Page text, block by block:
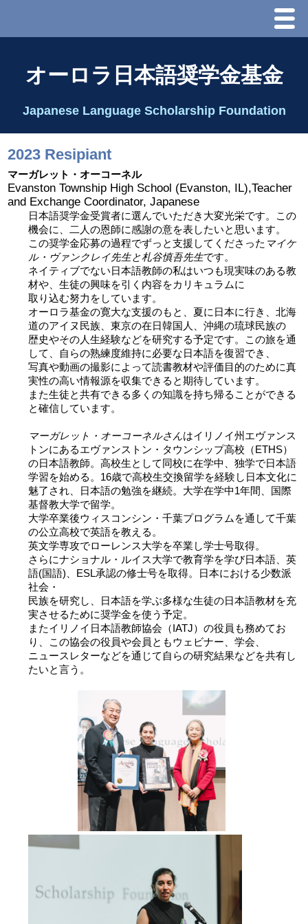
Menu
理事長代行あいさつ
2025 理事会
2026 Schedule & Programs
スピーチコンテスト
Speech Contest Information 2024
2026 出場高校生
2024 Results
2023 Results
2022 Results
2021 Results
2019 Winner
2019 Results
2018 Winners
2017 Winners
2016 Winners
2014 Winners
2014 Results
オーロラ日本語奨学金基金
Japanese Language Scholarship Foundation
2023 Resipiant
マーガレット・オーコーネル
Evanston Township High School (Evanston, IL),Teacher
and Exchange Coordinator, Japanese
日本語奨学金受賞者に選んでいただき大変光栄です。この
機会に、二人の恩師に感謝の意を表したいと思います。
この奨学金応募の過程でずっと支援してくださった マイケ
ル・ヴァンクレイ先生と札谷慎吾先生です。
ネイティブでない日本語教師の私はいつも現実味のある教
材や、生徒の興味を引く内容をカリキュラムに
取り込む努力をしています。
オーロラ基金の寛大な支援のもと、夏に日本に行き、北海
道のアイヌ民族、東京の在日韓国人、沖縄の琉球民族の
歴史やその人生経験などを研究する予定です。この旅を通
して、自らの熟練度維持に必要な日本語を復習でき、
写真や動画の撮影によって読書教材や評価目的のために真
実性の高い情報源を収集できると期待しています。
また生徒と共有できる多くの知識を持ち帰ることができる
と確信しています。
マーガレット・オーコーネルさんはイリノイ州エヴァンス
トンにあるエヴァンストン・タウンシップ高校（ETHS）
の日本語教師。高校生として同校に在学中、独学で日本語
学習を始める。16歳で高校生交換留学を経験し日本文化に
魅了され、日本語の勉強を継続。大学在学中1年間、国際
基督教大学で留学。
大学卒業後ウィスコンシン・千葉プログラムを通して千葉
の公立高校で英語を教える。
英文学専攻でローレンス大学を卒業し学士号取得。
さらにナショナル・ルイス大学で教育学を学び日本語、英
語(国語)、ESL承認の修士号を取得。日本における少数派
社会・
民族を研究し、日本語を学ぶ多様な生徒の日本語教材を充
実させるために奨学金を使う予定。
またイリノイ日本語教師協会（IATJ）の役員も務めてお
り、この協会の役員や会員ともウェビナー、学会、
ニュースレターなどを通じて自らの研究結果などを共有し
たいと言う。